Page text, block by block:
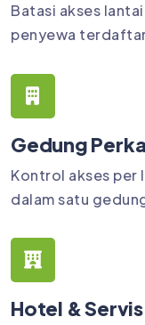
Batasi akses
penyewa
Gedung
Kontrol akses per
dalam satu
Hotel &